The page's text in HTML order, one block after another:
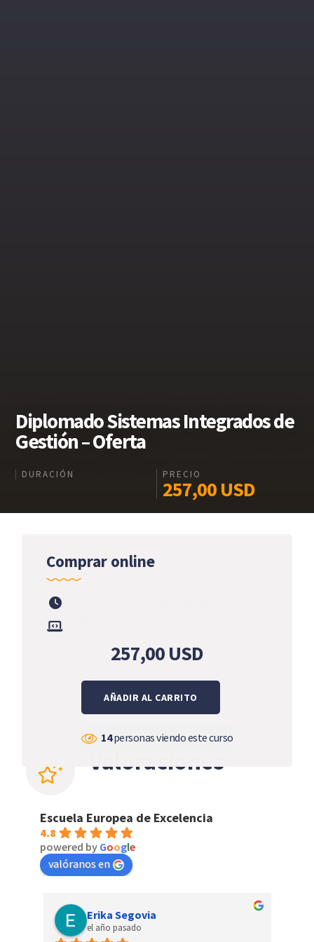
Diplomado Sistemas Integrados de
Gestión – Oferta
DURACIÓN PRECIO
257,00USD
Comprar online
257,00USD
AÑADIR AL CARRITO
14personas viendo este curso
Inicio
Integrados de Gestión – Oferta
Valoraciones
Escuela Europea de Excelencia
4.8
powered by Google
valóranos en
Erika Segovia
el año pasado